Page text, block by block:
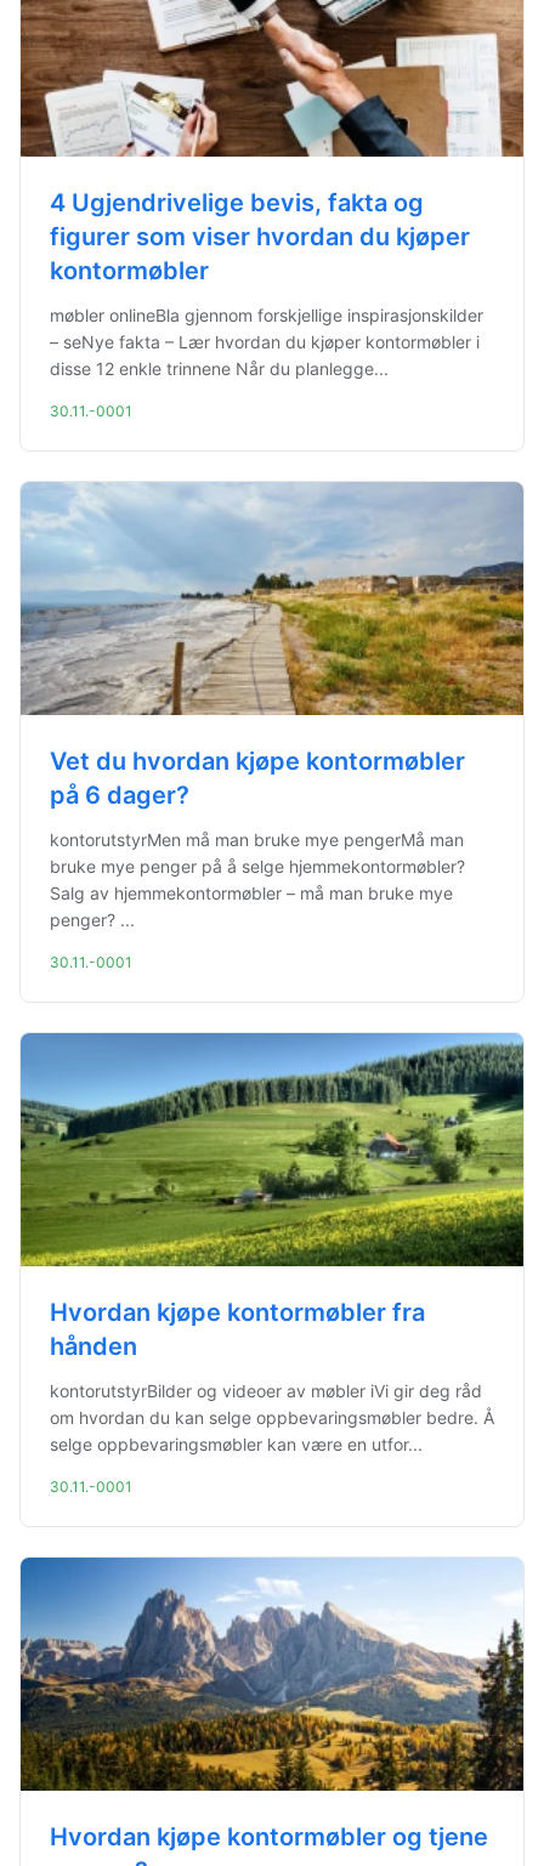
4 Ugjendrivelige bevis, fakta og
figurer som viser hvordan du kjøper
kontormøbler
møbler onlineBla gjennom forskjellige inspirasjonskilder
– seNye fakta – Lær hvordan du kjøper kontormøbler i
disse 12 enkle trinnene Når du planlegge...
30.11.-0001
Vet du hvordan kjøpe kontormøbler
på 6 dager?
kontorutstyrMen må man bruke mye pengerMå man
bruke mye penger på å selge hjemmekontormøbler?
Salg av hjemmekontormøbler – må man bruke mye
penger? ...
30.11.-0001
Hvordan kjøpe kontormøbler fra
hånden
kontorutstyrBilder og videoer av møbler iVi gir deg råd
om hvordan du kan selge oppbevaringsmøbler bedre. Å
selge oppbevaringsmøbler kan være en utfor...
30.11.-0001
Hvordan kjøpe kontormøbler og tjene